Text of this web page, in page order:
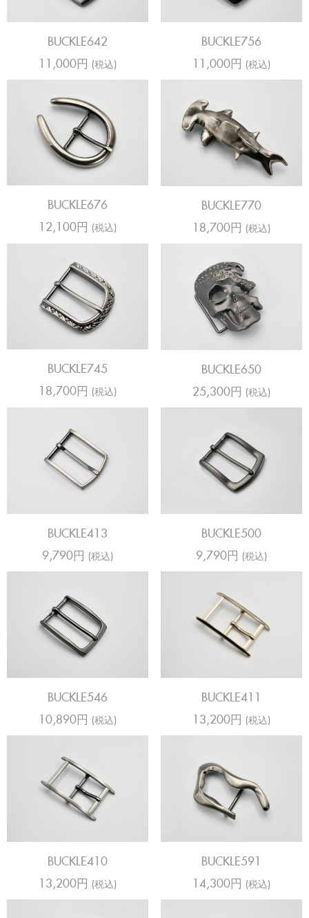
BUCKLE642
11,000円 (税込)
BUCKLE756
11,000円 (税込)
BUCKLE676
12,100円 (税込)
BUCKLE770
18,700円 (税込)
BUCKLE745
18,700円 (税込)
BUCKLE650
25,300円 (税込)
BUCKLE413
9,790円 (税込)
BUCKLE500
9,790円 (税込)
BUCKLE546
10,890円 (税込)
BUCKLE411
13,200円 (税込)
BUCKLE410
13,200円 (税込)
BUCKLE591
14,300円 (税込)